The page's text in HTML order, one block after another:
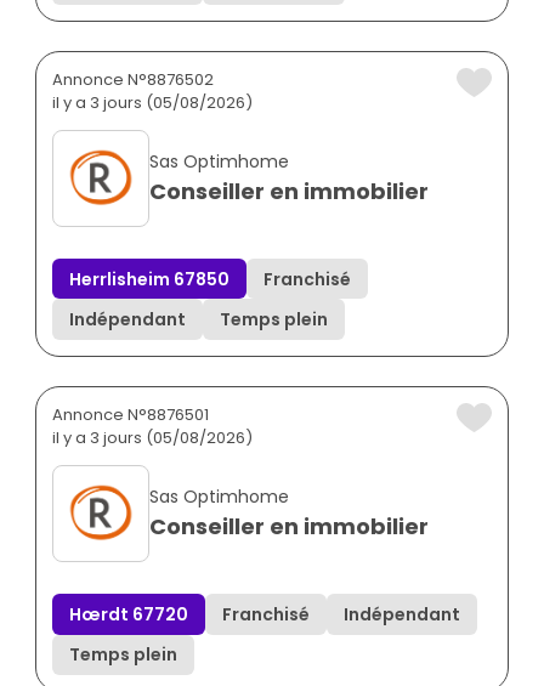
Annonce N°8876502
il y a 3 jours (05/08/2026)
Sas Optimhome
Conseiller en immobilier
Herrlisheim 67850
Franchisé
Indépendant
Temps plein
Annonce N°8876501
il y a 3 jours (05/08/2026)
Sas Optimhome
Conseiller en immobilier
Hœrdt 67720 Franchisé
Indépendant
Temps plein